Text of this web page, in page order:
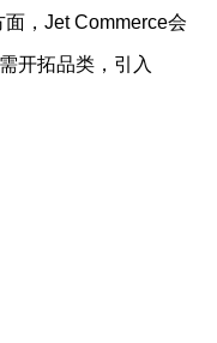
，Jet Commerce会
开拓品类，引入